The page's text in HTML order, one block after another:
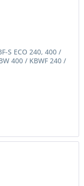
S ECO 240, 400 /
400 / KBWF 240 /